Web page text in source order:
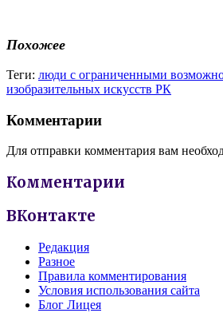
Похожее
Теги: люди с ограниченными
изобразительных искусств РК
Комментарии
Для отправки комментария вам
Комментарии
ВКонтакте
Редакция
Разное
Правила комментирования
Условия использования сайта
Блог Лицея